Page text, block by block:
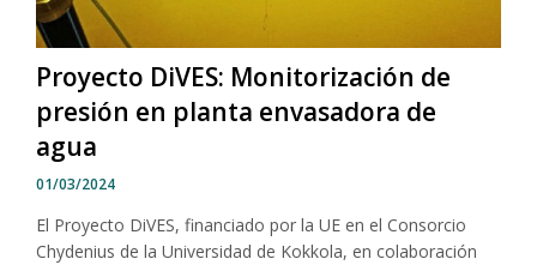
Proyecto DiVES: Monitorización de
presión en planta envasadora de
agua
01/03/2024
El Proyecto DiVES, financiado por la UE en el Consorcio
Chydenius de la Universidad de Kokkola, en colaboración